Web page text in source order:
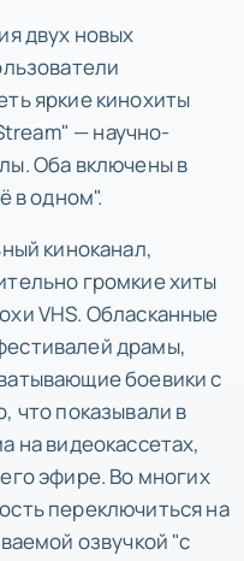
двух новых
яркие кинохиты
— научно-
Оба включены в
в одном".
киноканал,
громкие хиты
VHS. Обласканные
драмы,
боевики с
что показывали в
на видеокассетах,
эфире. Во многих
переключиться на
озвучкой "с